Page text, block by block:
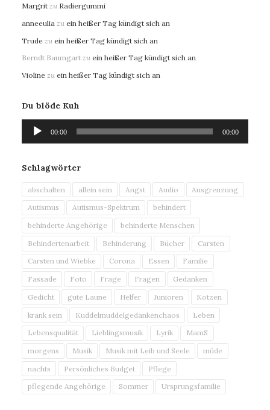
Margrit zu Radiergummi
anneeulia zu ein heißer Tag kündigt sich an
Trude zu ein heißer Tag kündigt sich an
Berndt Baumgart zu ein heißer Tag kündigt sich an
Violine zu ein heißer Tag kündigt sich an
Du blöde Kuh
Audio-
Player
00:00 00:00
Schlagwörter
abschalten allein sein Angst Audio
Ausgrenzung
Autismus
Autismus-Spektrum
behindert
behinderte Angehörige
behinderte Menschen
Behindertenarbeit
Behinderung Bücher
Carsten
Carsten und Wiebke
Corona Essen
Familie
Fassade
Foto Frage Fragen
Gedanken
Gedicht
gute Laune Helfer Junioren
Kotzen
krank sein
Kuddelmuddelgedankenchaos
Leben
Lebensqualität
Lieblingsmusik Lyrik
MamS
morgens
Musik Musik mit Leib und Seele
müde
nachts
Persönliches Budget
Pflege
pflegende Angehörige
Sommer Ursprungsfamilie